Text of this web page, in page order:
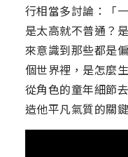
行相當多討論：「
是太高就不普通？
來意識到那些都是
個世界裡，是怎麼
從角色的童年細節
造他平凡氣質的關鍵